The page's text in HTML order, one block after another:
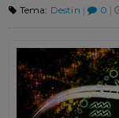
Tema: Destin | 0 |